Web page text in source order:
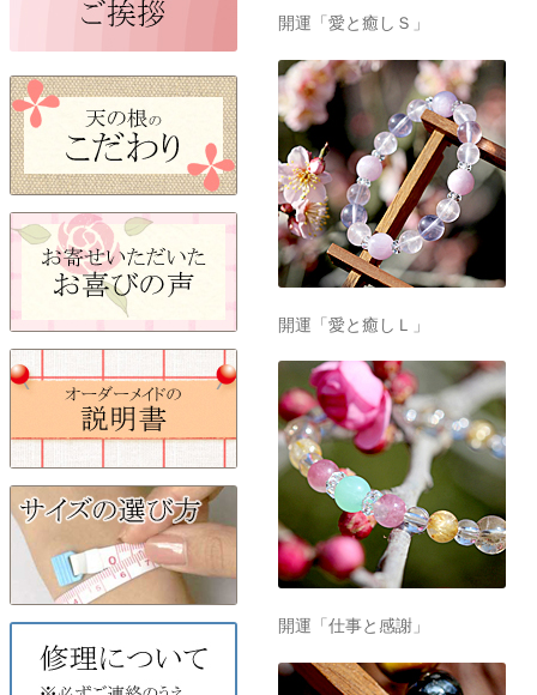
開運「愛と癒しＳ」
開運「愛と癒しＬ」
開運「仕事と感謝」